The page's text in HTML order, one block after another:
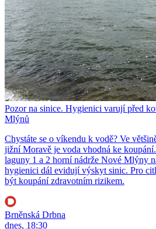
Pozor na sinice. Hygienici varují před
Mlýnů
Chystáte se o víkendu k vodě? Ve
jižní Moravě je voda vhodná ke
laguny 1 a 2 horní nádrže Nové Mlýny
hygienici dál evidují výskyt sinic. Pro
být koupání zdravotním rizikem.
Brněnská Drbna
dnes, 18:30